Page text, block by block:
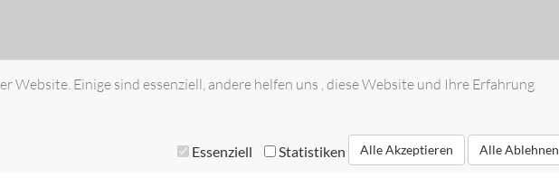
Website. Einige sind essenziell, andere helfen uns , diese Website und Ihre Erfahrung
Essenziell Statistiken Alle Akzeptieren Alle Ablehnen